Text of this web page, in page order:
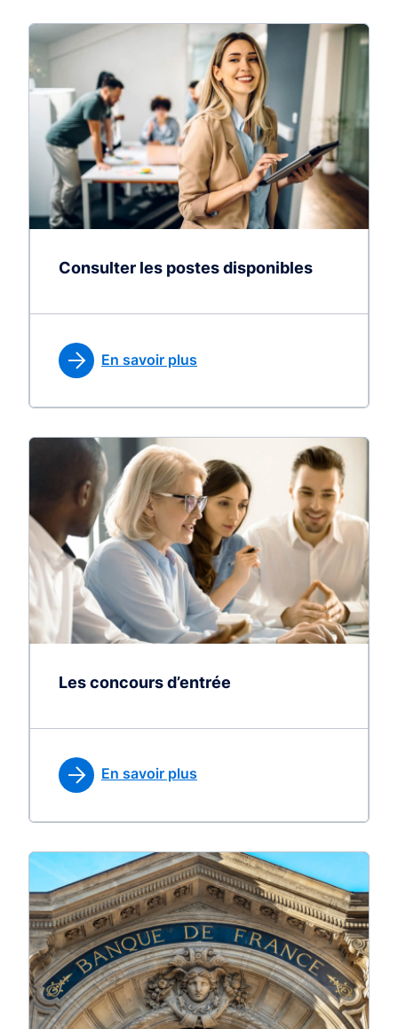
Consulter les postes disponibles
En savoir plus
Les concours d’entrée
En savoir plus